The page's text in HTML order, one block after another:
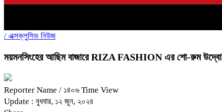
/ এক্সক্লুসিভ নিউজ
ময়মনসিংহের আছিম বাজারে RIZA FASHION এর শো-রুম
Reporter Name / ১৪০৬ Time View
Update : বুধবার, ১২ জুন, ২০২৪